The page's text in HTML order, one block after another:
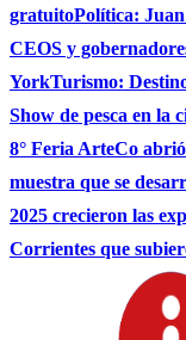
gratuitoPolítica:
CEOS y
YorkTurismo:
Show de pesca en la
8° Feria ArteCo
muestra que se
2025 crecieron las
Corrientes que